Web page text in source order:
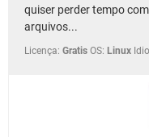
quiser perder tempo
arquivos...
Licença: Gratis OS: Linux